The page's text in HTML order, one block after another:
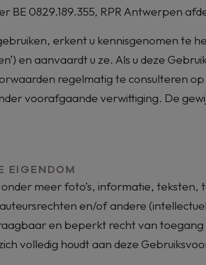
BE 0829.189.355, RPR Antwerpen
erkent u kennisgenomen te
en aanvaardt u ze. Als u deze
regelmatig te consulteren
voorafgaande verwittiging. De
EIGENDOM
meer foto’s, informatie, teksten,
en/of andere
en beperkt recht van
volledig houdt aan deze